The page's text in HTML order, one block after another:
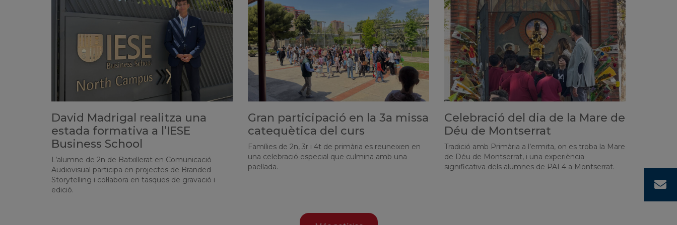
David Madrigal realitza una
estada formativa a l’IESE
Business School
L’alumne de 2n de Batxillerat en Comunicació
Audiovisual participa en projectes de Branded
Storytelling i col·labora en tasques de gravació i
edició.
Gran participació en la 3a missa
catequètica del curs
Famílies de 2n, 3r i 4t de primària es reuneixen en
una celebració especial que culmina amb una
paellada.
Celebració del dia de la Mare de
Déu de Montserrat
Tradició amb Primària a l’ermita, on es troba la Mare
de Déu de Montserrat, i una experiència
significativa dels alumnes de PAI 4 a Montserrat.